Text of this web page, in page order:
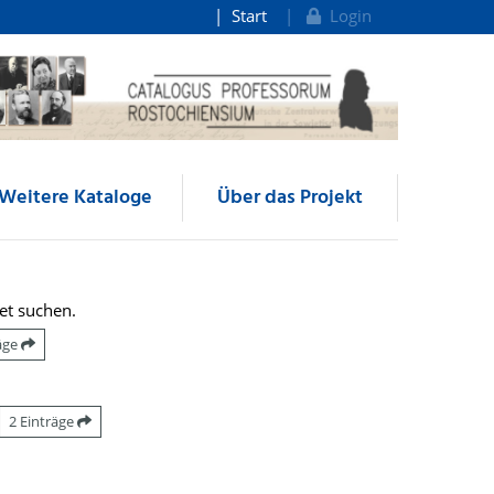
Start Login
Kataloge Über das Projekt
suchen.
2 Einträge